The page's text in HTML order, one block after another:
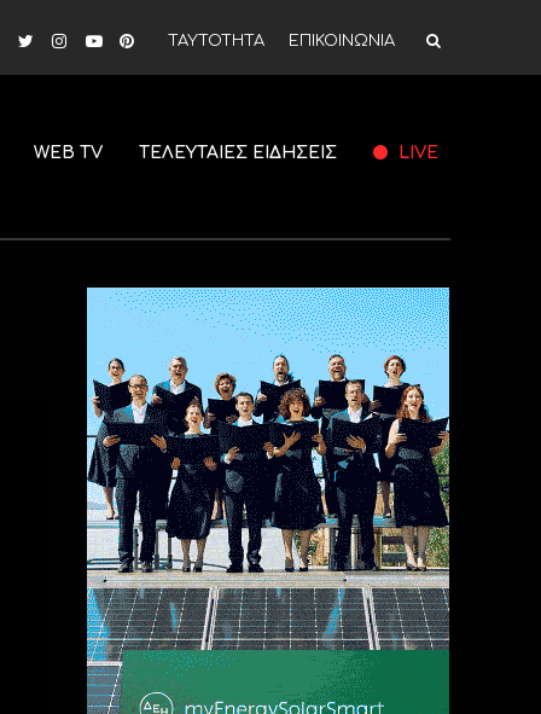
ΤΑΥΤΟΤΗΤΑ ΕΠΙΚΟΙΝΩΝΙΑ
WEB TV ΤΕΛΕΥΤΑΙΕΣ ΕΙΔΗΣΕΙΣ LIVE